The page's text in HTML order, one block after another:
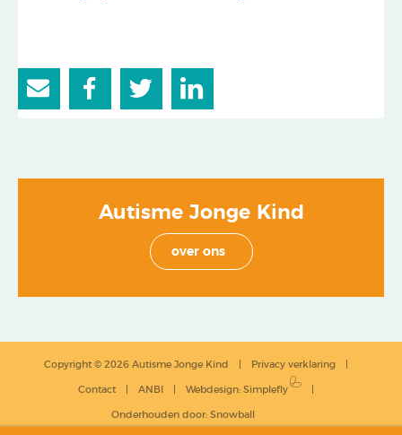
Autisme Jonge Kind
over ons
Copyright © 2026 Autisme Jonge Kind Privacy verklaring
Contact ANBI Webdesign: Simplefly
Onderhouden door: Snowball